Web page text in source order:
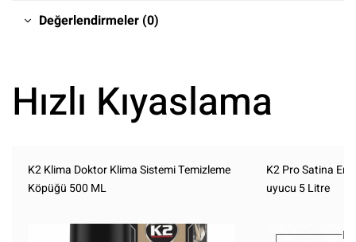
Değerlendirmeler (0)
Hızlı Kıyaslama
K2 Klima Doktor Klima Sistemi Temizleme
Köpüğü 500 ML
K2 Pro Satina
uyucu 5 Litre